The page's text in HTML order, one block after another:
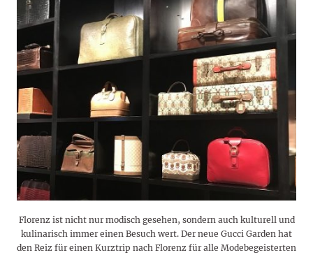
Florenz ist nicht nur modisch gesehen, sondern auch kulturell und
kulinarisch immer einen Besuch wert. Der neue Gucci Garden hat
den Reiz für einen Kurztrip nach Florenz für alle Modebegeisterten